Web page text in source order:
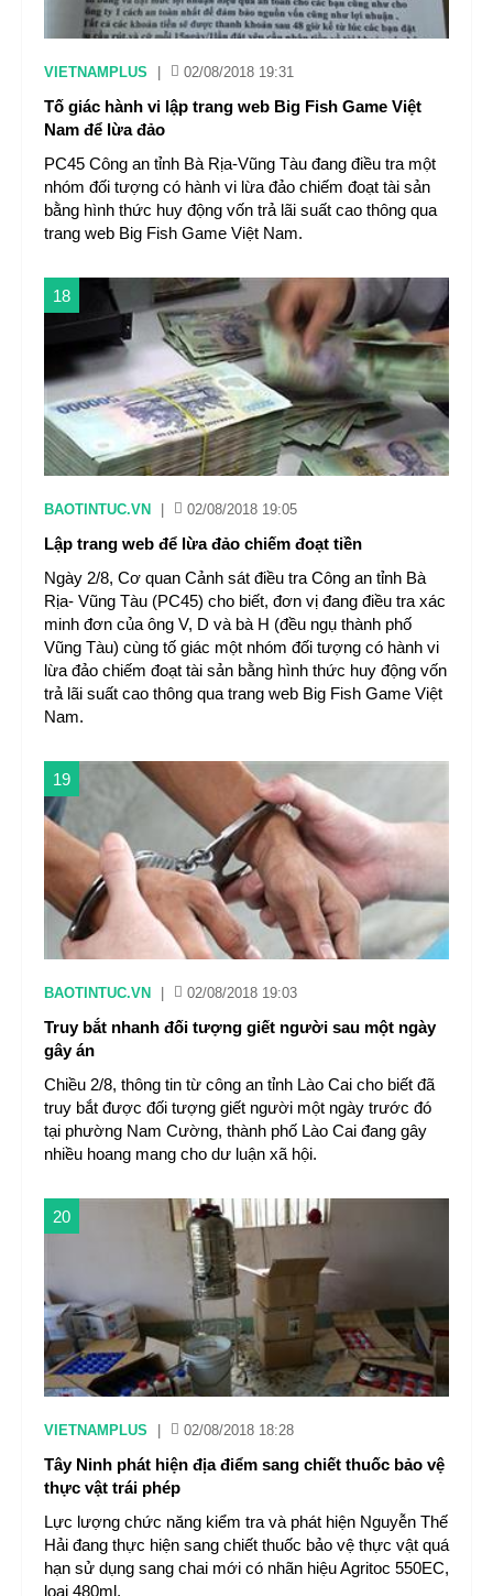
VIETNAMPLUS 02/08/2018 19:31
Tố giác hành vi lập trang web Big Fish Game Việt
Nam để lừa đảo
PC45 Công an tỉnh Bà Rịa-Vũng Tàu đang điều tra một
nhóm đối tượng có hành vi lừa đảo chiếm đoạt tài sản
bằng hình thức huy động vốn trả lãi suất cao thông qua
trang web Big Fish Game Việt Nam.
18
BAOTINTUC.VN 02/08/2018 19:05
Lập trang web để lừa đảo chiếm đoạt tiền
Ngày 2/8, Cơ quan Cảnh sát điều tra Công an tỉnh Bà
Rịa- Vũng Tàu (PC45) cho biết, đơn vị đang điều tra xác
minh đơn của ông V, D và bà H (đều ngụ thành phố
Vũng Tàu) cùng tố giác một nhóm đối tượng có hành vi
lừa đảo chiếm đoạt tài sản bằng hình thức huy động vốn
trả lãi suất cao thông qua trang web Big Fish Game Việt
Nam.
19
BAOTINTUC.VN 02/08/2018 19:03
Truy bắt nhanh đối tượng giết người sau một ngày
gây án
Chiều 2/8, thông tin từ công an tỉnh Lào Cai cho biết đã
truy bắt được đối tượng giết người một ngày trước đó
tại phường Nam Cường, thành phố Lào Cai đang gây
nhiều hoang mang cho dư luận xã hội.
20
VIETNAMPLUS 02/08/2018 18:28
Tây Ninh phát hiện địa điểm sang chiết thuốc bảo vệ
thực vật trái phép
Lực lượng chức năng kiểm tra và phát hiện Nguyễn Thế
Hải đang thực hiện sang chiết thuốc bảo vệ thực vật quá
hạn sử dụng sang chai mới có nhãn hiệu Agritoc 550EC,
loại 480ml.